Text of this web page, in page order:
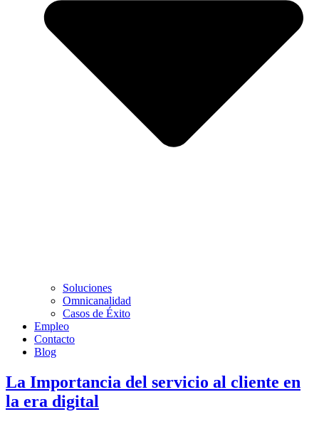
Soluciones
Omnicanalidad
Casos de Éxito
Empleo
Contacto
Blog
La Importancia del servicio al cliente en
la era digital